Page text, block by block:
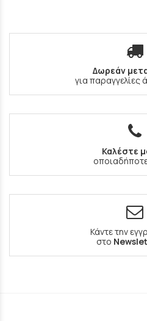
Δωρεάν
για παραγγελίες
Καλέστε
Κάντε την
στο